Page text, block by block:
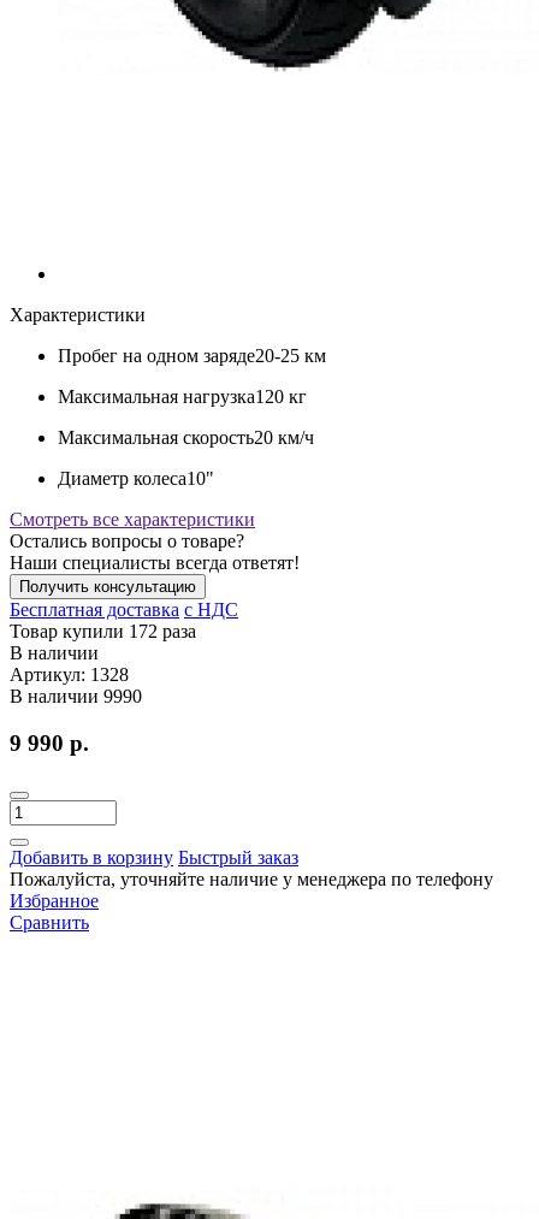
Характеристики
Пробег на одном заряде20-25 км
Максимальная нагрузка120 кг
Максимальная скорость20 км/ч
Диаметр колеса10"
Смотреть все характеристики
Остались вопросы о товаре?
Наши специалисты всегда ответят!
Получить консультацию
Бесплатная доставка c НДС
Товар купили 172 раза
В наличии
Артикул: 1328
В наличии 9990
9 990 р.
Добавить в корзину Быстрый заказ
Пожалуйста, уточняйте наличие у менеджера по телефону
Избранное
Сравнить